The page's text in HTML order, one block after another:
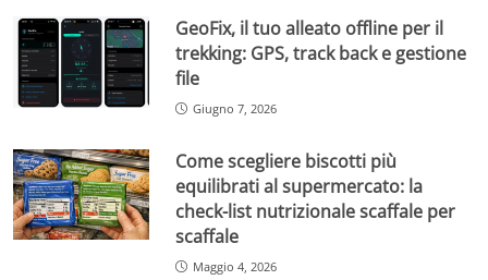
GeoFix, il tuo alleato offline per il
trekking: GPS, track back e gestione
file
Giugno 7, 2026
Come scegliere biscotti più
equilibrati al supermercato: la
check-list nutrizionale scaffale per
scaffale
Maggio 4, 2026